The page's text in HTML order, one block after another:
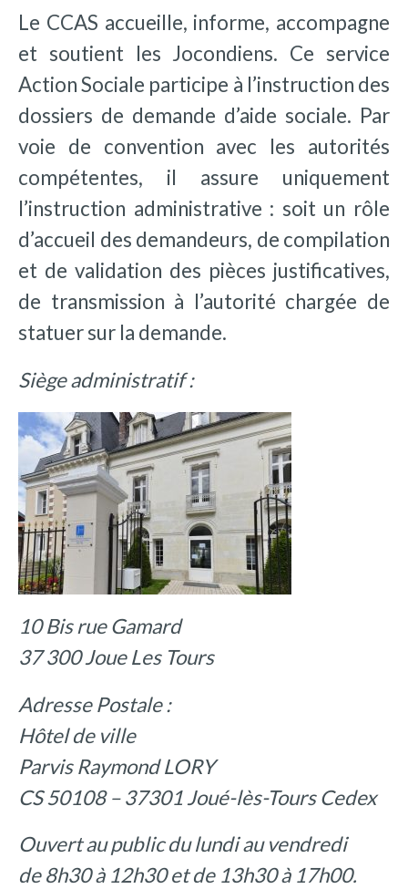
Le CCAS accueille, informe, accompagne
et soutient les Jocondiens. Ce service
Action Sociale participe à l’instruction des
dossiers de demande d’aide sociale. Par
voie de convention avec les autorités
compétentes, il assure uniquement
l’instruction administrative : soit un rôle
d’accueil des demandeurs, de compilation
et de validation des pièces justificatives,
de transmission à l’autorité chargée de
statuer sur la demande.
Siège administratif :
10 Bis rue Gamard
37 300 Joue Les Tours
Adresse Postale :
Hôtel de ville
Parvis Raymond LORY
CS 50108 – 37301 Joué-lès-Tours Cedex
Ouvert au public du lundi au vendredi
de 8h30 à 12h30 et de 13h30 à 17h00.